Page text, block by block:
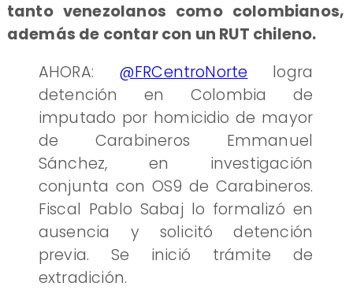
tanto venezolanos como colombianos,
además de contar con un RUT chileno.
AHORA: @FRCentroNorte logra
detención en Colombia de
imputado por homicidio de mayor
de Carabineros Emmanuel
Sánchez, en investigación
conjunta con OS9 de Carabineros.
Fiscal Pablo Sabaj lo formalizó en
ausencia y solicitó detención
previa. Se inició trámite de
extradición.